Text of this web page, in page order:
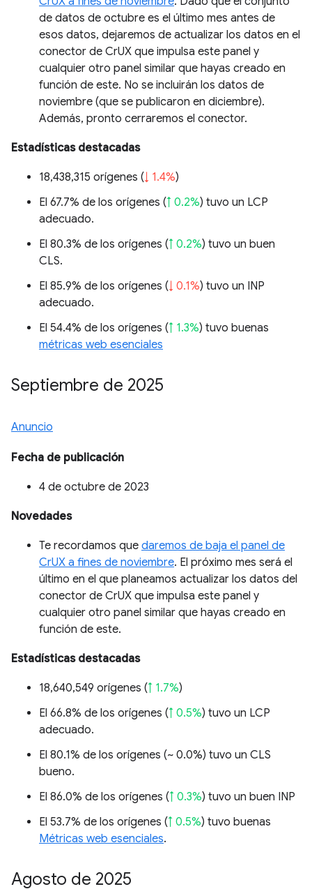
de datos de octubre es el último mes antes de
esos datos, dejaremos de actualizar los datos en el
conector de CrUX que impulsa este panel y
cualquier otro panel similar que hayas creado en
función de este. No se incluirán los datos de
noviembre (que se publicaron en diciembre).
Además, pronto cerraremos el conector.
Estadísticas destacadas
18,438,315 orígenes (↓ 1.4%)
El 67.7% de los orígenes (↑ 0.2%) tuvo un LCP
adecuado.
El 80.3% de los orígenes (↑ 0.2%) tuvo un buen
CLS.
El 85.9% de los orígenes (↓ 0.1%) tuvo un INP
adecuado.
El 54.4% de los orígenes (↑ 1.3%) tuvo buenas
métricas web esenciales
Septiembre de 2025
Anuncio
Fecha de publicación
4 de octubre de 2023
Novedades
Te recordamos que daremos de baja el panel de
CrUX a fines de noviembre. El próximo mes será el
último en el que planeamos actualizar los datos del
conector de CrUX que impulsa este panel y
cualquier otro panel similar que hayas creado en
función de este.
Estadísticas destacadas
18,640,549 orígenes (↑ 1.7%)
El 66.8% de los orígenes (↑ 0.5%) tuvo un LCP
adecuado.
El 80.1% de los orígenes (~ 0.0%) tuvo un CLS
bueno.
El 86.0% de los orígenes (↑ 0.3%) tuvo un buen INP
El 53.7% de los orígenes (↑ 0.5%) tuvo buenas
Métricas web esenciales.
Agosto de 2025